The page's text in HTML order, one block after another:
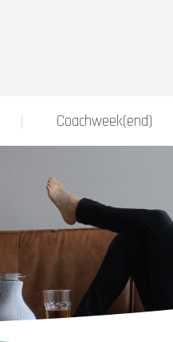
Coachweek(end)